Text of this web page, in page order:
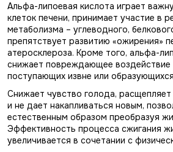
Альфа-липоевая кислота играет
клеток печени, принимает участие в
метаболизма – углеводного,
препятствует развитию «ожирения»
атеросклероза. Кроме того, альфа-
снижает повреждающее воздействие
поступающих извне или
Снижает чувство голода,
и не дает накапливаться новым,
естественным образом преобразуя
Эффективность процесса сжигания
увеличивается в сочетании с